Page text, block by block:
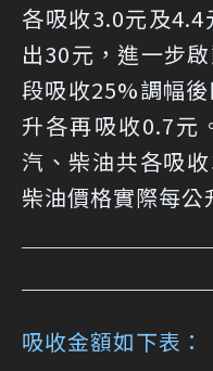
各吸收3.0元及
出30元，進一步
段吸收25%調幅
升各再吸收0.7元
汽、柴油共各吸
柴油價格實際每公
吸收金額如下表：